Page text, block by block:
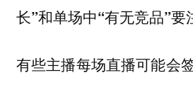
长”和单场中“有无竞品”要
有些主播每场直播可能会